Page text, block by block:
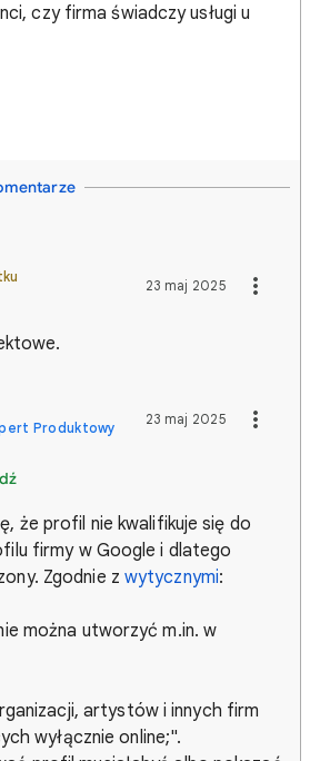
czy firma świadczy usługi u
23 maj 2025
Produktowy
23 maj 2025
że profil nie kwalifikuje się do
firmy w Google i dlatego
Zgodnie z wytycznymi:
można utworzyć m.in. w
artystów i innych firm
wyłącznie online;".